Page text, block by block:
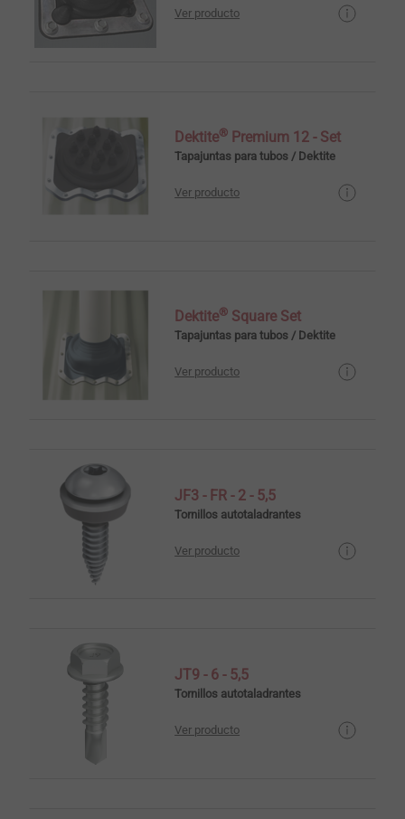
Ver producto
Dektite® Premium 12 - Set
Tapajuntas para tubos / Dektite
Ver producto
Dektite® Square Set
Tapajuntas para tubos / Dektite
Ver producto
JF3 - FR - 2 - 5,5
Tornillos autotaladrantes
Ver producto
JT9 - 6 - 5,5
Tornillos autotaladrantes
Ver producto